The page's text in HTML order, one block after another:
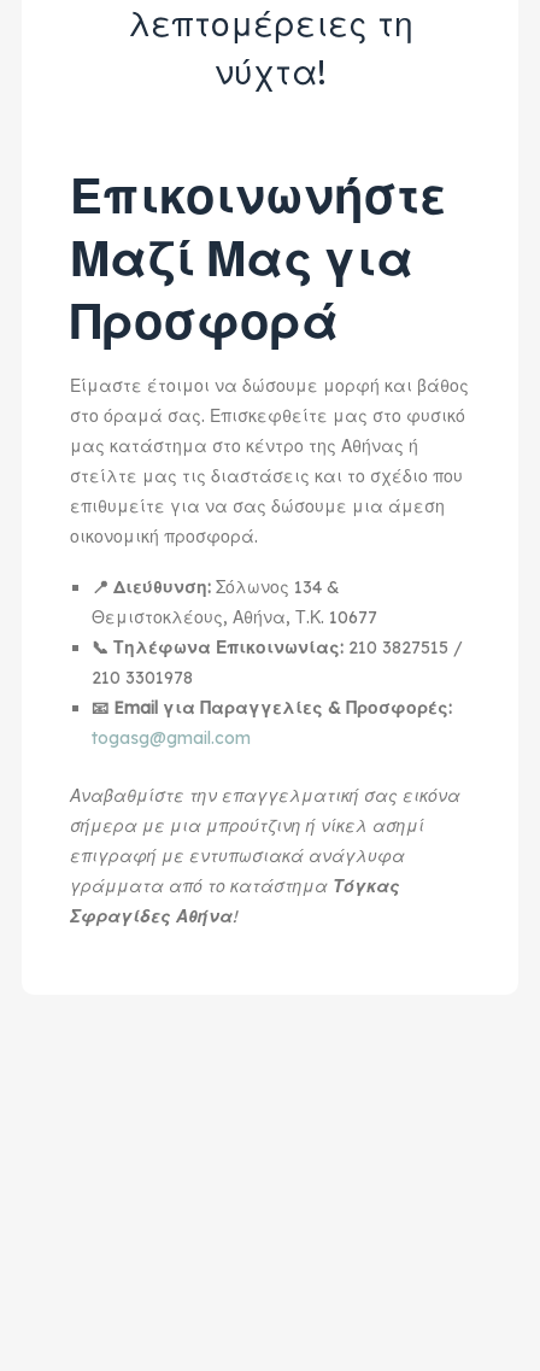
λεπτομέρειες τη
νύχτα!
Επικοινωνήστε
Μαζί Μας για
Προσφορά
Είμαστε έτοιμοι να δώσουμε μορφή και βάθος
στο όραμά σας. Επισκεφθείτε μας στο φυσικό
μας κατάστημα στο κέντρο της Αθήνας ή
στείλτε μας τις διαστάσεις και το σχέδιο που
επιθυμείτε για να σας δώσουμε μια άμεση
οικονομική προσφορά.
📍 Διεύθυνση:Σόλωνος 134 &
Θεμιστοκλέους, Αθήνα, Τ.Κ. 10677
📞 Τηλέφωνα Επικοινωνίας:210 3827515 /
210 3301978
📧 Email για Παραγγελίες & Προσφορές:
togasg@gmail.com
Αναβαθμίστε την επαγγελματική σας εικόνα
σήμερα με μια μπρούτζινη ή νίκελ ασημί
επιγραφή με εντυπωσιακά ανάγλυφα
γράμματα από το κατάστημα Τόγκας
Σφραγίδες Αθήνα!